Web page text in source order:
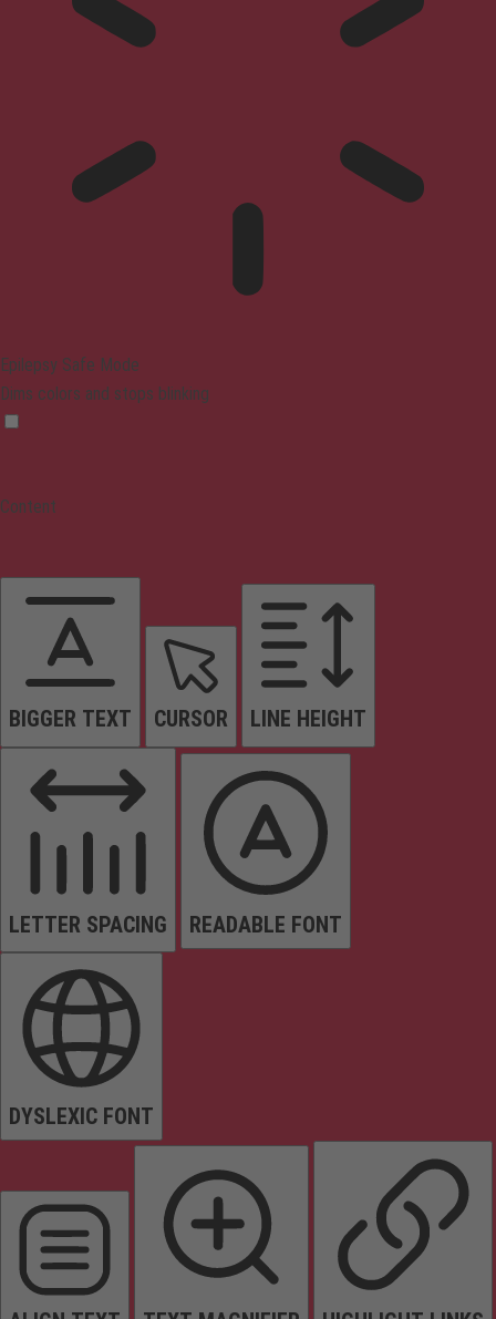
Epilepsy Safe Mode
Dims colors and stops blinking
Content
BIGGER TEXT CURSOR LINE HEIGHT
LETTER SPACING READABLE FONT
DYSLEXIC FONT